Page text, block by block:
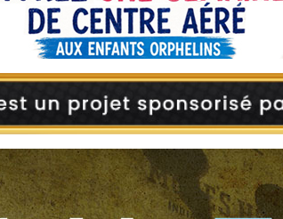
3 personnes viennent de nous rejoindre sur
2 personnes viennent de nous rejoindre sur
3 personnes viennent de nous rejoindre sur
8 personnes viennent de faire un don pour
61 personnes viennent de demander une
Ariel vient de donner son Maasser